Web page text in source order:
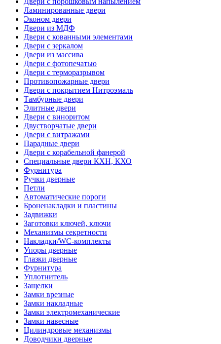
Ламинированные двери
Эконом двери
Двери из МДФ
Двери с кованными элементами
Двери с зеркалом
Двери из массива
Двери с фотопечатью
Двери с терморазрывом
Противопожарные двери
Двери с покрытием Нитроэмаль
Тамбурные двери
Элитные двери
Двери с виноритом
Двустворчатые двери
Двери с витражами
Парадные двери
Двери с корабельной фанерой
Специальные двери КХН, КХО
Фурнитура
Ручки дверные
Петли
Автоматические пороги
Броненакладки и пластины
Задвижки
Заготовки ключей, ключи
Механизмы секретности
Накладки/WC-комплекты
Упоры дверные
Глазки дверные
Фурнитура
Уплотнитель
Защелки
Замки врезные
Замки накладные
Замки электромеханические
Замки навесные
Цилиндровые механизмы
Доводчики дверные